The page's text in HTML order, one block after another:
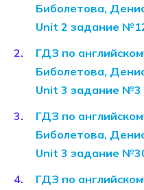
Биболетова,
Unit 2 задание
ГДЗ по
Биболетова,
Unit 3 задание №3
ГДЗ по
Биболетова,
Unit 3 задание
ГДЗ по